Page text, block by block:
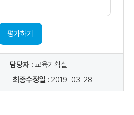
평가하기
담당자 : 교육기획실
최종수정일 : 2019-03-28